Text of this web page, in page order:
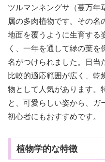
ツルマンネングサ（蔓万年
属の多肉植物です。その名
地面を覆うように生育する
く、一年を通して緑の葉を
名がつけられました。日当
比較的適応範囲が広く、乾
物として人気があります。
と、可愛らしい姿から、ガ
初心者にもおすすめです。
植物学的な特徴